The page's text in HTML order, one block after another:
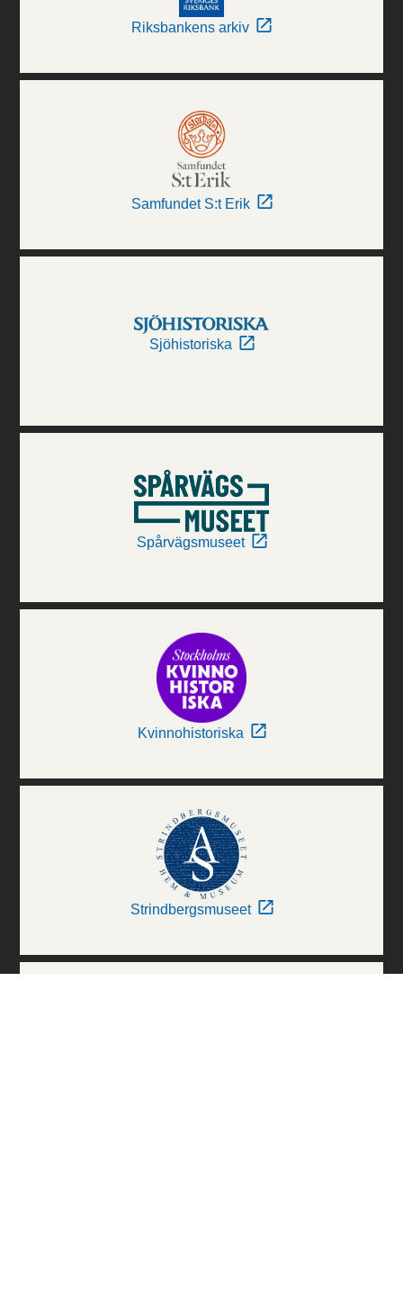
Riksbankens arkiv
Samfundet S:t Erik
Sjöhistoriska
Spårvägsmuseet
Kvinnohistoriska
Strindbergsmuseet